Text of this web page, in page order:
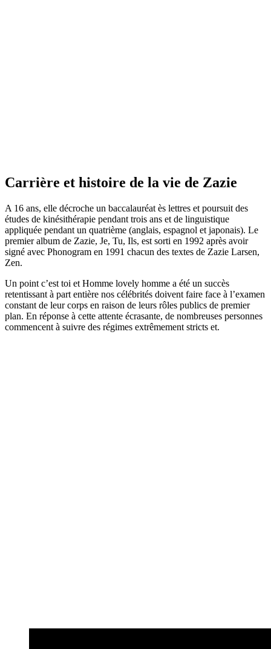
Carrière et histoire de la vie de Zazie
A 16 ans, elle décroche un baccalauréat ès lettres et poursuit des
études de kinésithérapie pendant trois ans et de linguistique
appliquée pendant un quatrième (anglais, espagnol et japonais). Le
premier album de Zazie, Je, Tu, Ils, est sorti en 1992 après avoir
signé avec Phonogram en 1991 chacun des textes de Zazie Larsen,
Zen.
Un point c’est toi et Homme lovely homme a été un succès
retentissant à part entière nos célébrités doivent faire face à l’examen
constant de leur corps en raison de leurs rôles publics de premier
plan. En réponse à cette attente écrasante, de nombreuses personnes
commencent à suivre des régimes extrêmement stricts et.